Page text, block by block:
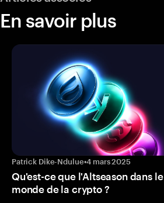
En savoir plus
Patrick Dike-Ndulue•4 mars 2025
Qu'est-ce que l'Altseason dans le
monde de la crypto ?